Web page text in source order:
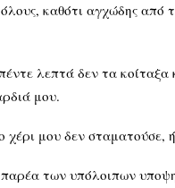
καθότι αγχώδης από
λεπτά δεν τα κοίταξα
μου.
μου δεν σταματούσε,
των υπόλοιπων